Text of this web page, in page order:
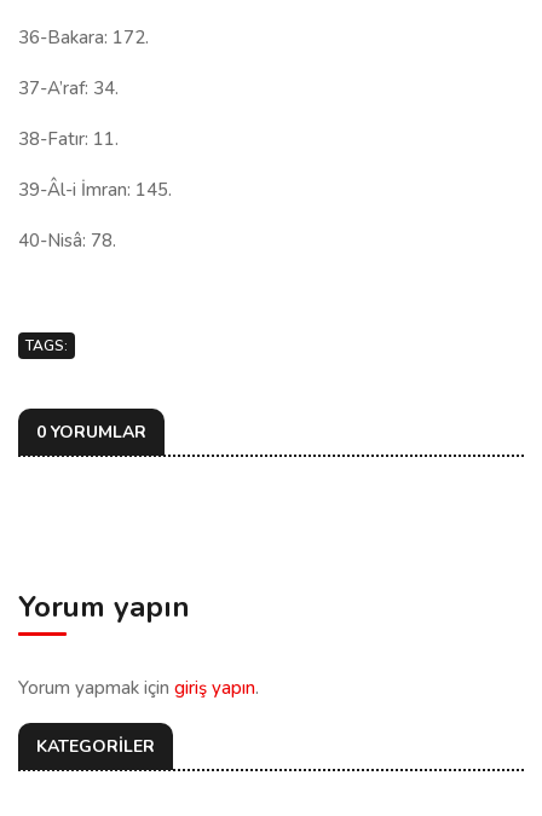
36-Bakara: 172.
37-A’raf: 34.
38-Fatır: 11.
39-Âl-i İmran: 145.
40-Nisâ: 78.
TAGS:
0 YORUMLAR
Yorum yapın
Yorum yapmak için giriş yapın.
KATEGORİLER